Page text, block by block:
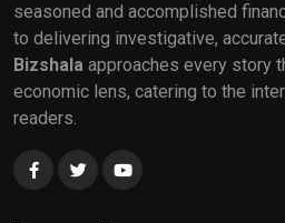
seasoned and accomplished
to delivering investigative,
Bizshala approaches every story
economic lens, catering to the
readers.